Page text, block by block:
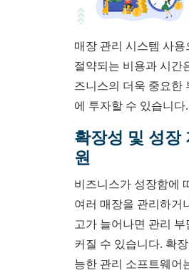
매장 관리 시스템 사용
절약되는 비용과 시간
즈니스의 더욱 중요한
에 투자할 수 있습니다.
확장성 및 성장
원
비즈니스가 성장함에
여러 매장을 관리하거
고가 늘어나면 관리 부
커질 수 있습니다. 확
능한 관리 소프트웨어